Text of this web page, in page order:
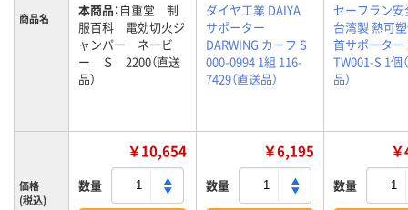
商品名 本商品：自重堂 制
服百科 電効切火ジ
ャンパー ネービ
ー Ｓ 2200（直送
品）
ダイヤ工業 DAIYA
サポーター
DARWING カーフ S
000-0994 1組 116-
7429（直送品）
セーフラン
台湾製 熱可
首サポーター
TW001-S 1個
品）
価格
(税込)
￥10,654
数量
￥6,195
数量 数量